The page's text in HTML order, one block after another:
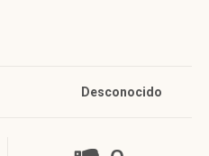
Desconocido